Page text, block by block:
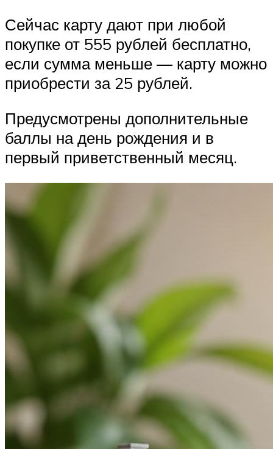
Сейчас карту дают при любой
покупке от 555 рублей бесплатно,
если сумма меньше — карту можно
приобрести за 25 рублей.
Предусмотрены дополнительные
баллы на день рождения и в
первый приветственный месяц.